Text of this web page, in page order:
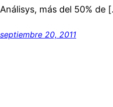
Análisys, más del 50% de
septiembre 20, 2011